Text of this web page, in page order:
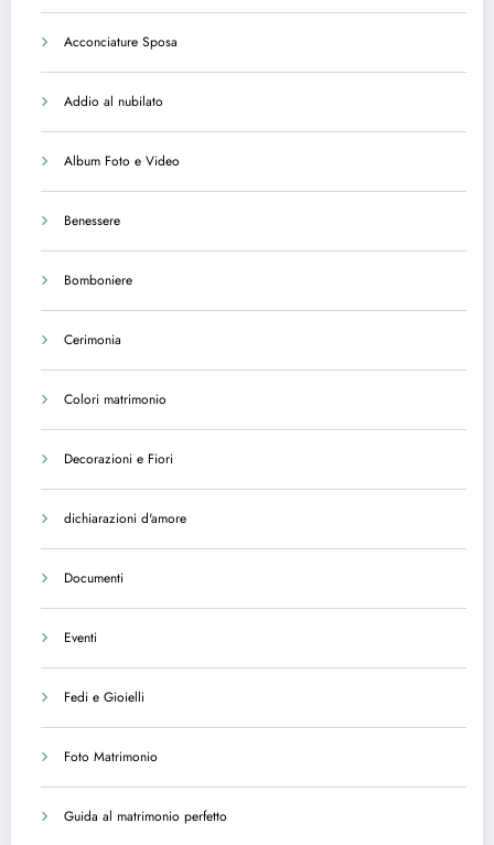
Acconciature Sposa
Addio al nubilato
Album Foto e Video
Benessere
Bomboniere
Cerimonia
Colori matrimonio
Decorazioni e Fiori
dichiarazioni d'amore
Documenti
Eventi
Fedi e Gioielli
Foto Matrimonio
Guida al matrimonio perfetto